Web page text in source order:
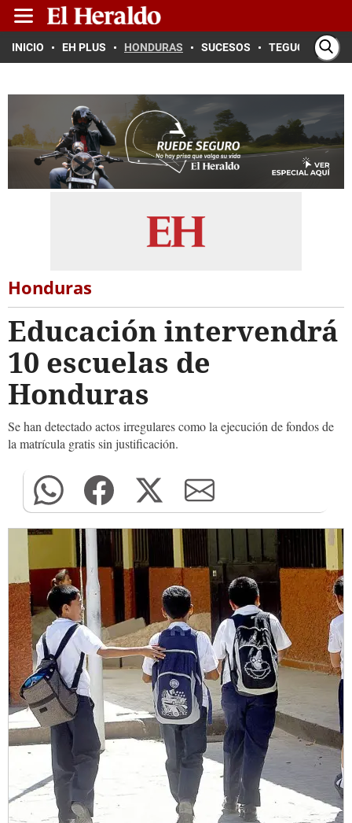
INICIO EH PLUS HONDURAS SUCESOS TEGUCIGALPA
Honduras
Educación intervendrá
10 escuelas de
Honduras
Se han detectado actos irregulares como la ejecución de fondos de
la matrícula gratis sin justificación.